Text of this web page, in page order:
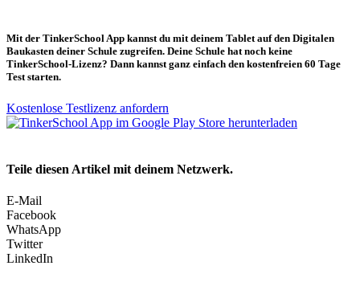
Mit der TinkerSchool App kannst du mit deinem Tablet auf den Digitalen
Baukasten deiner Schule zugreifen. Deine Schule hat noch keine
TinkerSchool-Lizenz? Dann kannst ganz einfach den kostenfreien 60 Tage
Test starten.
Kostenlose Testlizenz anfordern
Teile diesen Artikel mit deinem Netzwerk.
E-Mail
Facebook
WhatsApp
Twitter
LinkedIn